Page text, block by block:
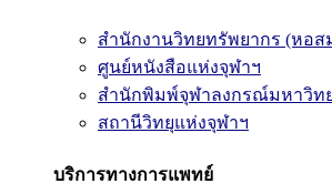
สำนักงานวิทยทรัพยากร (หอส
ศูนย์หนังสือแห่งจุฬาฯ
สำนักพิมพ์จุฬาลงกรณ์มหาวิท
สถานีวิทยุแห่งจุฬาฯ
บริการทางการแพทย์